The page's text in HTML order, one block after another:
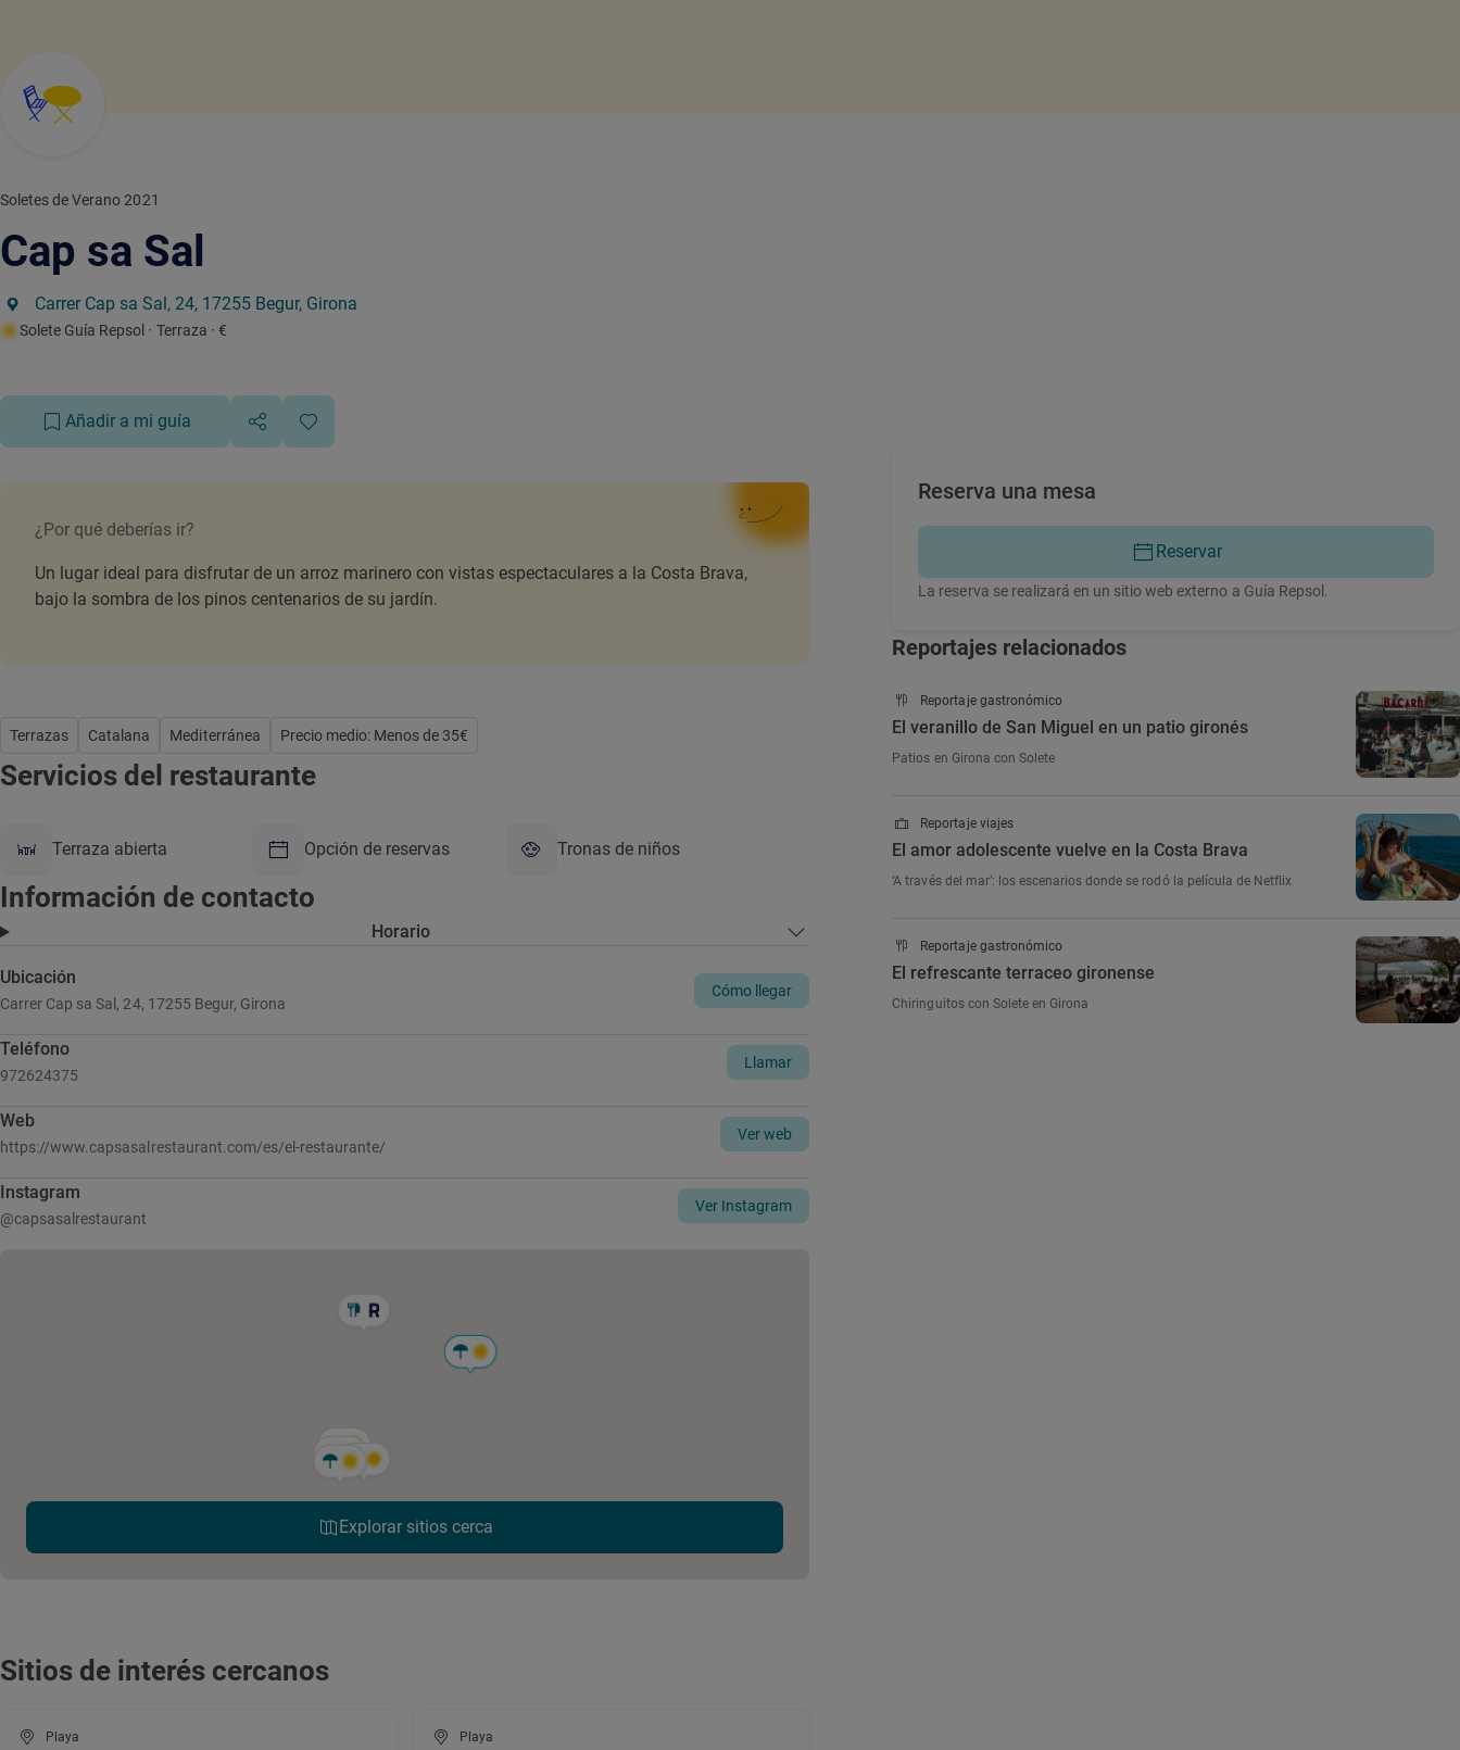
Soletes de Verano 2021
Cap sa Sal
Carrer Cap sa Sal, 24, 17255 Begur, Girona
Solete Guía Repsol · Terraza · €
Añadir a mi guía
¿Por qué deberías ir?
Un lugar ideal para disfrutar de un arroz marinero con vistas espectaculares a la Costa Brava,
bajo la sombra de los pinos centenarios de su jardín.
Terrazas Catalana Mediterránea Precio medio: Menos de 35€
Servicios del restaurante
Terraza abierta Opción de reservas Tronas de niños
Información de contacto
Horario
Ubicación
Carrer Cap sa Sal, 24, 17255 Begur, Girona
Cómo llegar
Teléfono
972624375
Llamar
Web
https://www.capsasalrestaurant.com/es/el-restaurante/
Ver web
Instagram
@capsasalrestaurant
Ver Instagram
Explorar sitios cerca
Sitios de interés cercanos
Playa Playa
Reserva una mesa
Reservar
La reserva se realizará en un sitio web externo a Guía Repsol.
Reportajes relacionados
Reportaje gastronómico
El veranillo de San Miguel en un patio gironés
Patios en Girona con Solete
Reportaje viajes
El amor adolescente vuelve en la Costa Brava
‘A través del mar’: los escenarios donde se rodó la película de Netflix
Reportaje gastronómico
El refrescante terraceo gironense
Chiringuitos con Solete en Girona